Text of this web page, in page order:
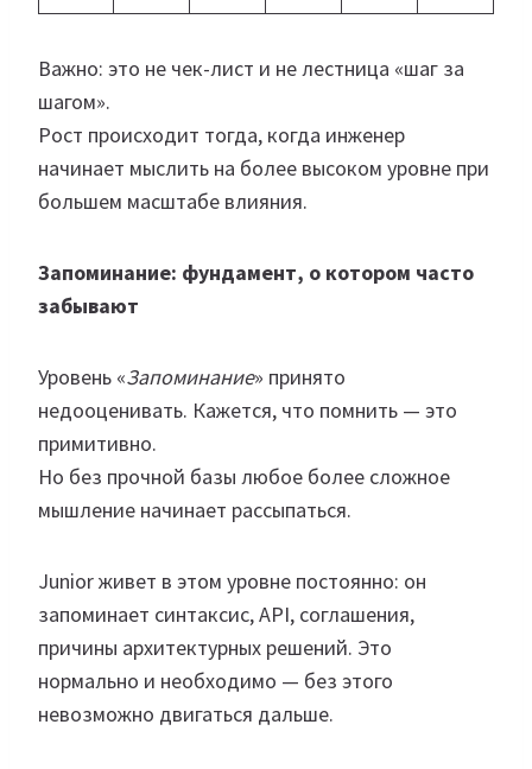
Важно: это не чек-лист и не лестница «шаг за
шагом».
Рост происходит тогда, когда инженер
начинает мыслить на более высоком уровне при
большем масштабе влияния.
Запоминание: фундамент, о котором часто
забывают
Уровень «Запоминание» принято
недооценивать. Кажется, что помнить — это
примитивно.
Но без прочной базы любое более сложное
мышление начинает рассыпаться.
Junior живет в этом уровне постоянно: он
запоминает синтаксис, API, соглашения,
причины архитектурных решений. Это
нормально и необходимо — без этого
невозможно двигаться дальше.